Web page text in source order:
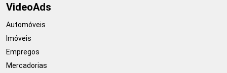
VideoAds
Automóveis
Imóveis
Empregos
Mercadorias